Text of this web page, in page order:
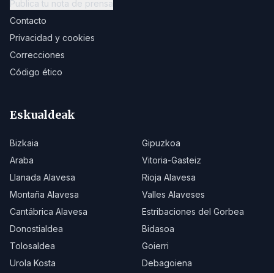
Publica tu nota de prensa
Contacto
Privacidad y cookies
Correcciones
Código ético
Eskualdeak
Bizkaia
Gipuzkoa
Araba
Vitoria-Gasteiz
Llanada Alavesa
Rioja Alavesa
Montaña Alavesa
Valles Alaveses
Cantábrica Alavesa
Estribaciones del Gorbea
Donostialdea
Bidasoa
Tolosaldea
Goierri
Urola Kosta
Debagoiena